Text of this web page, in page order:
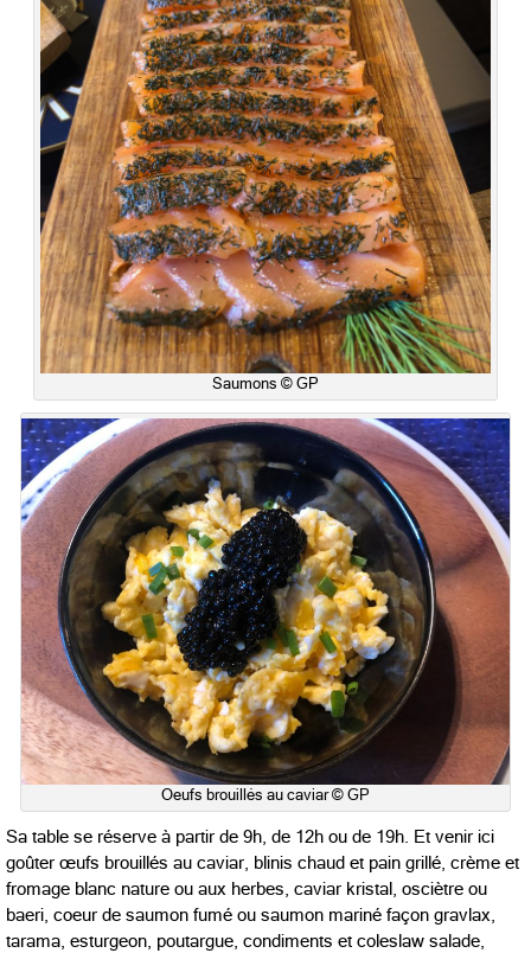
Saumons © GP
Oeufs brouillés au caviar © GP
Sa table se réserve à partir de 9h, de 12h ou de 19h. Et venir ici
goûter œufs brouillés au caviar, blinis chaud et pain grillé, crème et
fromage blanc nature ou aux herbes, caviar kristal, osciètre ou
baeri, coeur de saumon fumé ou saumon mariné façon gravlax,
tarama, esturgeon, poutargue, condiments et coleslaw salade,